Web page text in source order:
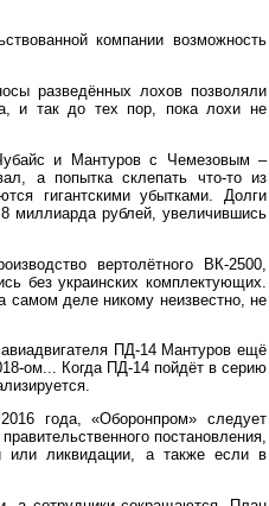
компании возможность
разведённых лохов позволяли
и так до тех пор, пока лохи не
и Мантуров с Чемезовым –
а попытка склепать что-то из
гигантскими убытками. Долги
миллиарда рублей, увеличившись
вертолётного ВК-2500,
без украинских комплектующих.
самом деле никому неизвестно, не
ПД-14 Мантуров ещё
ом... Когда ПД-14 пойдёт в серию
года, «Оборонпром» следует
постановления,
или ликвидации, а также если в